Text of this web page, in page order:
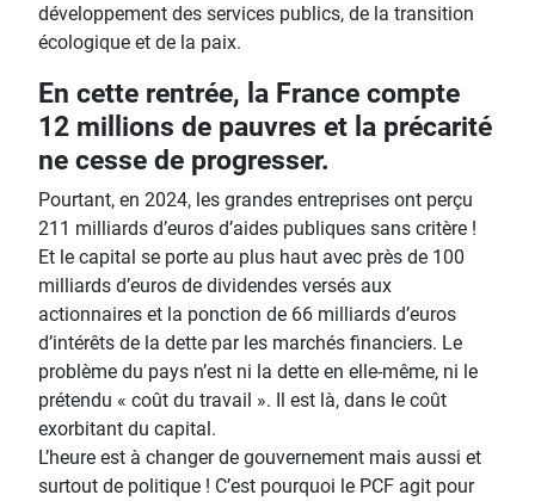
développement des services publics, de la transition
écologique et de la paix.
En cette rentrée, la France compte
12 millions de pauvres et la précarité
ne cesse de progresser.
Pourtant, en 2024, les grandes entreprises ont perçu
211 milliards d’euros d’aides publiques sans critère !
Et le capital se porte au plus haut avec près de 100
milliards d’euros de dividendes versés aux
actionnaires et la ponction de 66 milliards d’euros
d’intérêts de la dette par les marchés financiers. Le
problème du pays n’est ni la dette en elle-même, ni le
prétendu « coût du travail ». Il est là, dans le coût
exorbitant du capital.
L’heure est à changer de gouvernement mais aussi et
surtout de politique ! C’est pourquoi le PCF agit pour